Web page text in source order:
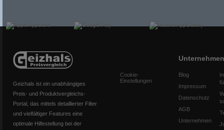
Geizhals ist ein unabhängiges
Preis- und Produktvergleichs-
Portal, das mittels detaillierter Filter
und vielfältiger Features eine
optimale Hilfestellung bei der
Cookie-
Einstellungen
Unternehmen
Blog
Impressum
Datenschutz
AGB
Unternehmen